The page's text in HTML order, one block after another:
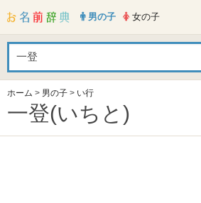
男の子 女の子
ホーム > 男の子 > い行
一登(いちと)